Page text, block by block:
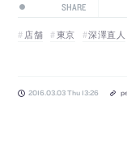
SHARE
店舗 東京 深澤直人
2016.03.03 Thu 13:26